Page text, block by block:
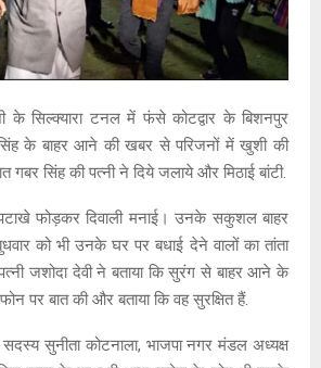
के सिल्क्यारा टनल में फंसे कोटद्वार के बिशनपुर
सिंह के बाहर आने की खबर से परिजनों में खुशी की
गबर सिंह की पत्नी ने दिये जलाये और मिठाई बांटी.
फोड़कर दिवाली मनाई। उनके सकुशल बाहर
को भी उनके घर पर बधाई देने वालों का तांता
जशोदा देवी ने बताया कि सुरंग से बाहर आने के
पर बात की और बताया कि वह सुरक्षित हैं.
सदस्य सुनीता कोटनाला, भाजपा नगर मंडल अध्यक्ष